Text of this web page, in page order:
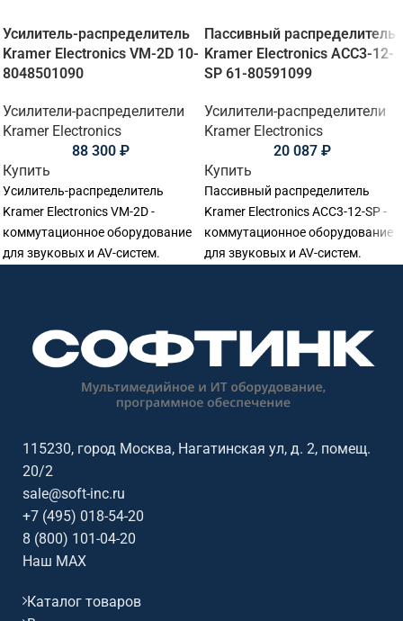
Усилитель-распределитель
Kramer Electronics VM-2D 10-
8048501090
Усилители-распределители
Kramer Electronics
88 300 ₽
Купить
Усилитель-распределитель
Kramer Electronics VM-2D -
коммутационное оборудование
для звуковых и AV-систем.
учебных аудиториях, актовых
залах, офисах и коммерческих
помогает подобрать
оборудование под помещение,
сценарий работы,
совместимость и бюджет. Бренд:
Kramer Electronics.
Пассивный распределитель
Kramer Electronics ACC3-12-
SP 61-80591099
Усилители-распределители
Kramer Electronics
20 087 ₽
Купить
Пассивный распределитель
Kramer Electronics ACC3-12-SP -
коммутационное оборудование
для звуковых и AV-систем.
учебных аудиториях, актовых
залах, офисах и коммерческих
пространствах. Софтинк
помогает подобрать
оборудование под помещение,
сценарий работы,
115230, город Москва, Нагатинская ул, д. 2, помещ.
20/2
sale@soft-inc.ru
+7 (495) 018-54-20
8 (800) 101-04-20
Наш MAX
Каталог товаров